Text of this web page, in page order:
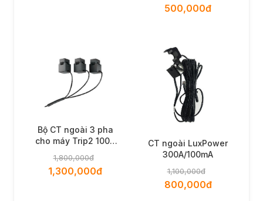
500,000đ
Bộ CT ngoài 3 pha
cho máy Trip2 100A
(Gồm 3 CT
100A/100mA)
1,800,000đ
1,300,000đ
CT ngoài LuxPower
300A/100mA
1,100,000đ
800,000đ